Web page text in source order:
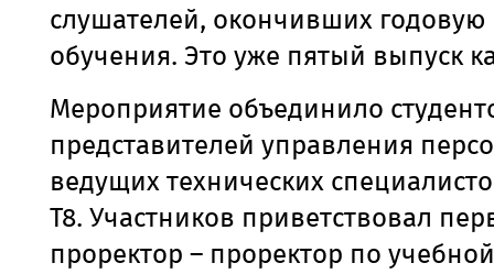
слушателей, окончивших
обучения. Это уже пятый выпуск
Мероприятие объединило
представителей управления
ведущих технических
Т8. Участников приветствовал
проректор – проректор по